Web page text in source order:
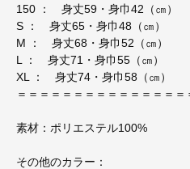
150 ： 身丈59・身巾42（㎝）
S ： 身丈65・身巾48（㎝）
M ： 身丈68・身巾52（㎝）
L ： 身丈71・身巾55（㎝）
XL ： 身丈74・身巾58（㎝）
＝＝＝＝＝＝＝＝＝＝＝＝＝＝
素材：ポリエステル100%
その他のカラー：